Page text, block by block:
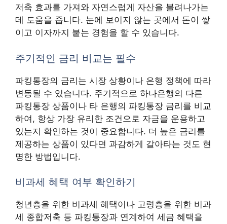
저축 효과를 가져와 자연스럽게 자산을 불려나가는
데 도움을 줍니다. 눈에 보이지 않는 곳에서 돈이 쌓
이고 이자까지 붙는 경험을 할 수 있습니다.
주기적인 금리 비교는 필수
파킹통장의 금리는 시장 상황이나 은행 정책에 따라
변동될 수 있습니다. 주기적으로 하나은행의 다른
파킹통장 상품이나 타 은행의 파킹통장 금리를 비교
하여, 항상 가장 유리한 조건으로 자금을 운용하고
있는지 확인하는 것이 중요합니다. 더 높은 금리를
제공하는 상품이 있다면 과감하게 갈아타는 것도 현
명한 방법입니다.
비과세 혜택 여부 확인하기
청년층을 위한 비과세 혜택이나 고령층을 위한 비과
세 종합저축 등 파킹통장과 연계하여 세금 혜택을